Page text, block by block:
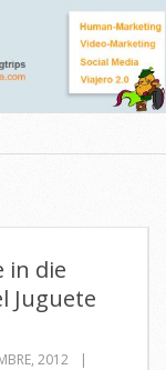
in die
Juguete
2012